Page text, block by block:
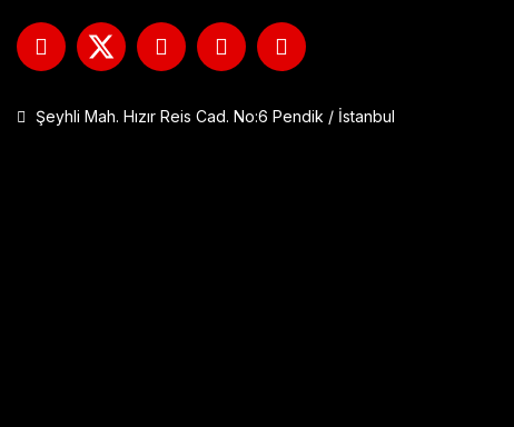
Şeyhli Mah. Hızır Reis Cad. No:6 Pendik / İstanbul